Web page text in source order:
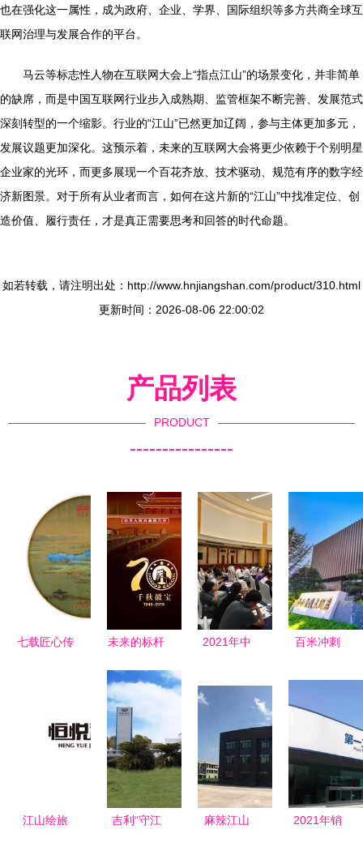
也在强化这一属性，成为政府、企业、学界、国际组织等多方共商全球互
联网治理与发展合作的平台。
马云等标志性人物在互联网大会上“指点江山”的场景变化，并非简单
的缺席，而是中国互联网行业步入成熟期、监管框架不断完善、发展范式
深刻转型的一个缩影。行业的“江山”已然更加辽阔，参与主体更加多元，
发展议题更加深化。这预示着，未来的互联网大会将更少依赖于个别明星
企业家的光环，而更多展现一个百花齐放、技术驱动、规范有序的数字经
济新图景。对于所有从业者而言，如何在这片新的“江山”中找准定位、创
造价值、履行责任，才是真正需要思考和回答的时代命题。
如若转载，请注明出处：http://www.hnjiangshan.com/product/310.html
更新时间：2026-08-06 22:00:02
产品列表
PRODUCT
----------------
七载匠心传
山集团 时
未来的标杆
徽宝与江山
集团的远见
与担当
2021年中
百强排行榜
500强企业
实力迈上新
台阶，江山
集团表现亮
百米冲刺
团问鼎天际
江山绘旅
吉利“守江
麻辣江山
2021年销